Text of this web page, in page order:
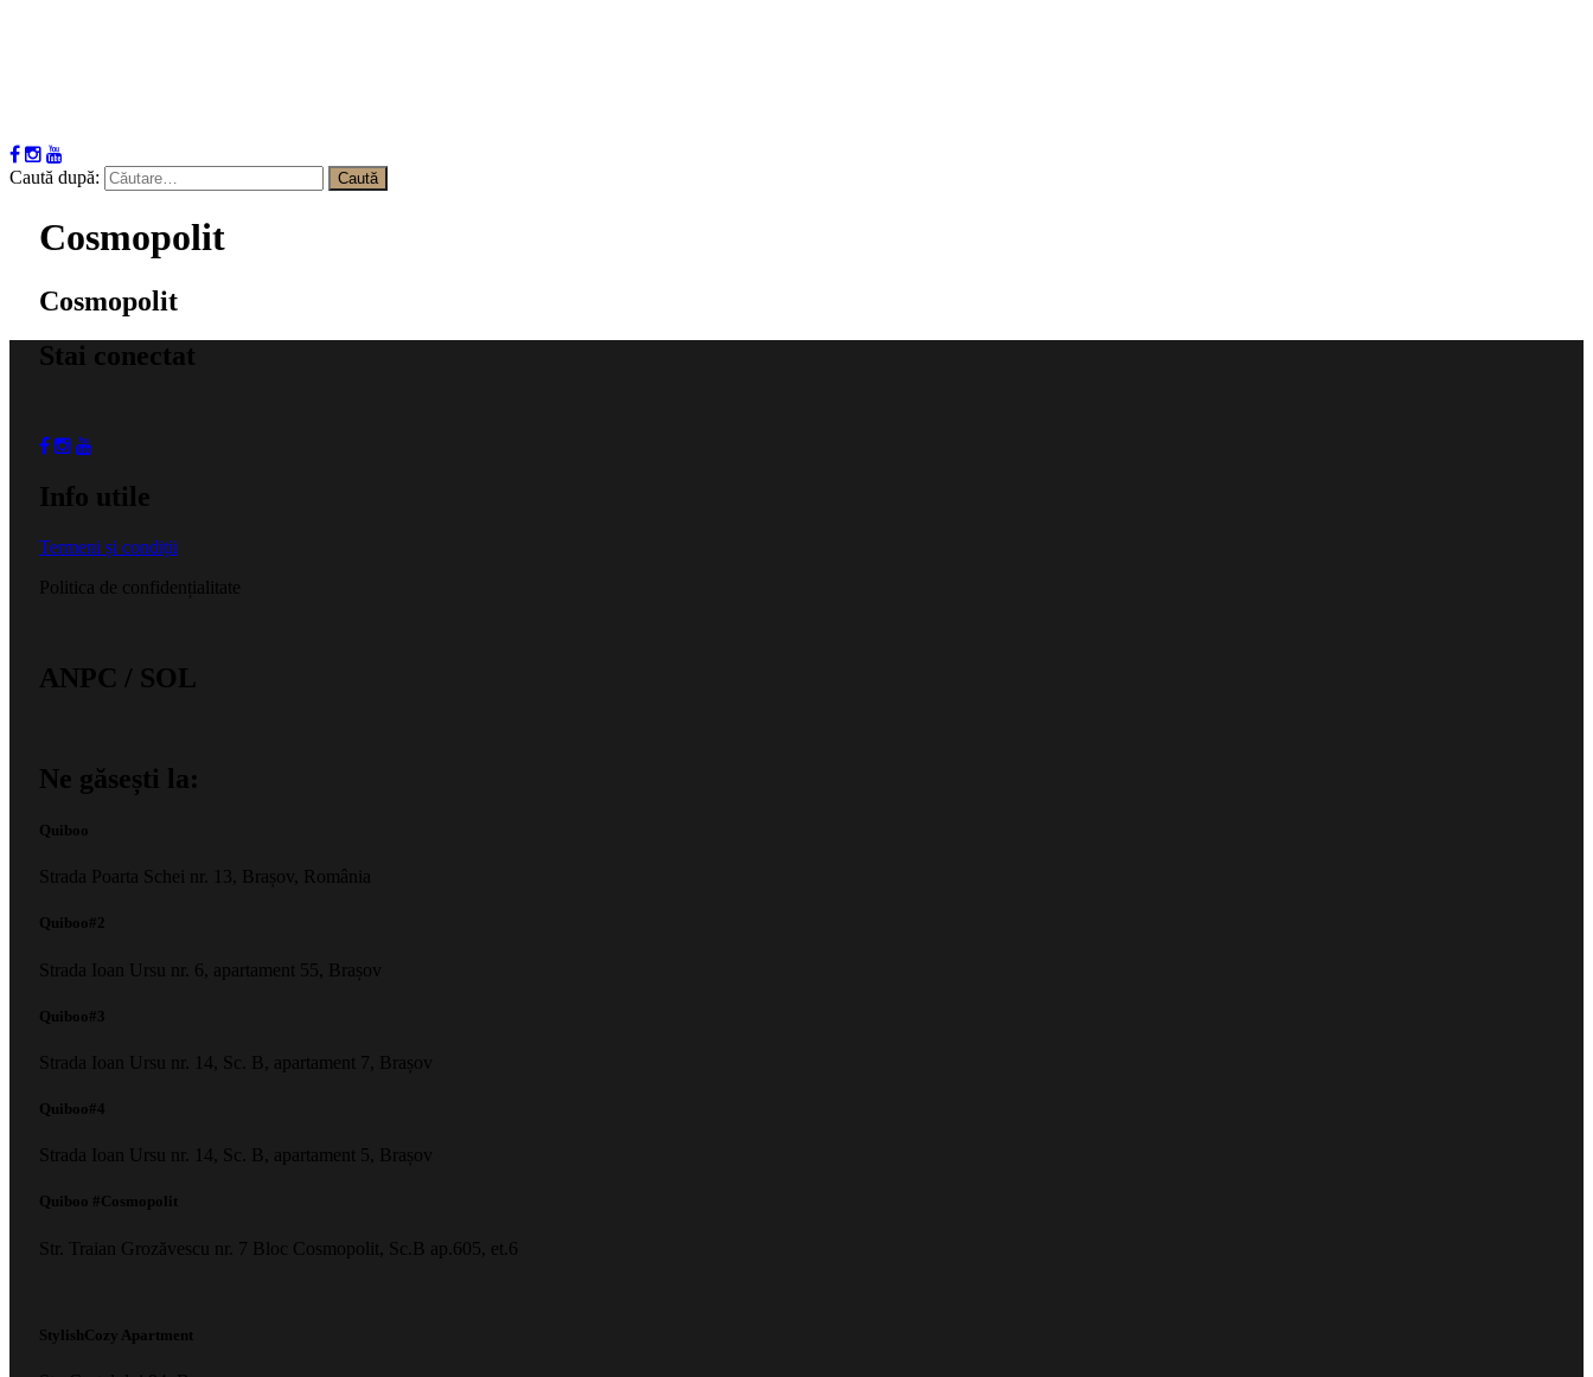
Caută după:
Cosmopolit
Cosmopolit
Stai conectat
Info utile
Termeni și condiții
Politica de confidențialitate
ANPC / SOL
Ne găsești la:
Quiboo
Strada Poarta Schei nr. 13, Brașov, România
Quiboo#2
Strada Ioan Ursu nr. 6, apartament 55, Brașov
Quiboo#3
Strada Ioan Ursu nr. 14, Sc. B, apartament 7, Brașov
Quiboo#4
Strada Ioan Ursu nr. 14, Sc. B, apartament 5, Brașov
Quiboo #Cosmopolit
Str. Traian Grozăvescu nr. 7 Bloc Cosmopolit, Sc.B ap.605, et.6
StylishCozy Apartment